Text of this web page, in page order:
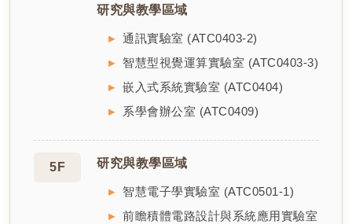
研究與教學區域
通訊實驗室 (ATC0403-2)
智慧型視覺運算實驗室 (ATC0403-3)
嵌入式系統實驗室 (ATC0404)
系學會辦公室 (ATC0409)
5F 研究與教學區域
智慧電子學實驗室 (ATC0501-1)
前瞻積體電路設計與系統應用實驗室